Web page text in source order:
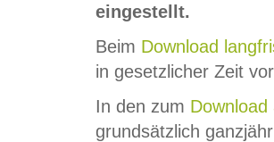
eingestellt.
Beim Download
in gesetzlicher Zeit
In den zum Download
grundsätzlich